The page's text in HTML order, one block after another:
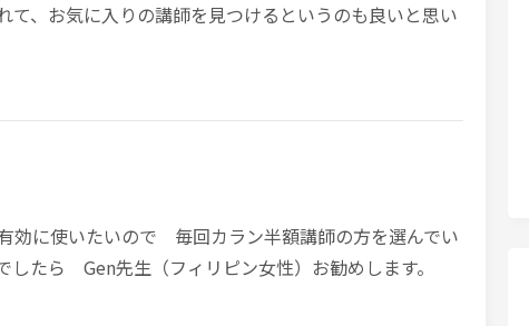
て、お気に入りの講師を見つけるというのも良いと思い
に使いたいので 毎回カラン半額講師の方を選んでい
したら Gen先生（フィリピン女性）お勧めします。